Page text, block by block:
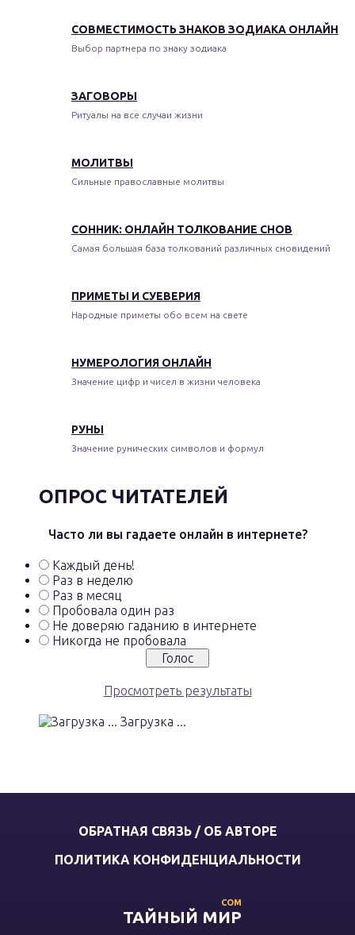
СОВМЕСТИМОСТЬ ЗНАКОВ ЗОДИАКА ОНЛАЙН
Выбор партнера по знаку зодиака
ЗАГОВОРЫ
Ритуалы на все случаи жизни
МОЛИТВЫ
Сильные православные молитвы
СОННИК: ОНЛАЙН ТОЛКОВАНИЕ СНОВ
Самая большая база толкований различных сновидений
ПРИМЕТЫ И СУЕВЕРИЯ
Народные приметы обо всем на свете
НУМЕРОЛОГИЯ ОНЛАЙН
Значение цифр и чисел в жизни человека
РУНЫ
Значение рунических символов и формул
ОПРОС ЧИТАТЕЛЕЙ
Часто ли вы гадаете онлайн в интернете?
Каждый день!
Раз в неделю
Раз в месяц
Пробовала один раз
Не доверяю гаданию в интернете
Никогда не пробовала
Просмотреть результаты
Загрузка ...
ОБРАТНАЯ СВЯЗЬ / ОБ АВТОРЕ
ПОЛИТИКА КОНФИДЕНЦИАЛЬНОСТИ
ТАЙНЫЙ МИР
COM